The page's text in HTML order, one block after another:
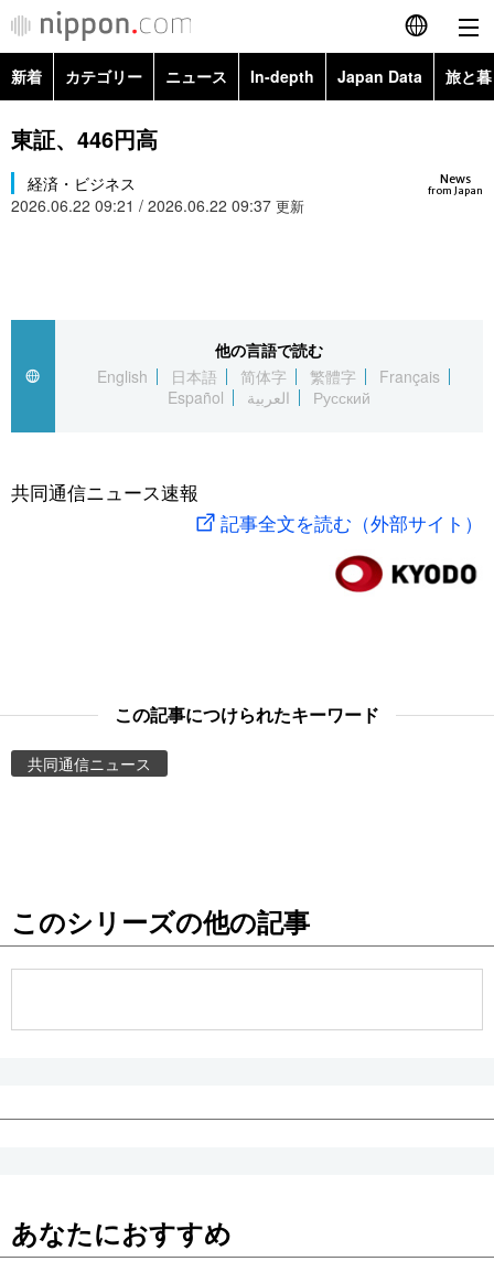
English
カテゴリー
スポーツ・東京2020
Topics
Images
お知らせ
公式SNS
新着 カテゴリー ニュース In-depth Japan Data 旅と
政治・外交
経済・ビジネス Images
東証、446円高
News
from Japan
経済・ビジネス
2026.06.22 09:21 / 2026.06.22 09:37 更新
他の言語で読む
English
日本語 简体字 繁體字
Français
Español
العربية Русский
共同通信ニュース速報
記事全文を読む（外部サイト）
この記事につけられたキーワード
共同通信ニュース
このシリーズの他の記事
あなたにおすすめ